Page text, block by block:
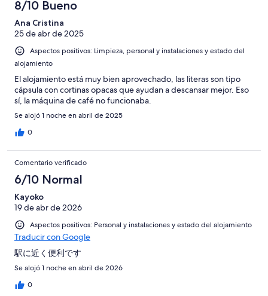
Normal
puntuación
Mediocre
una
puntuación
de
8/10 Bueno
Ana Cristina
25 de abr de 2025
Aspectos positivos: Limpieza, personal y instalaciones y estado del
alojamiento
El alojamiento está muy bien aprovechado, las literas son tipo
cápsula con cortinas opacas que ayudan a descansar mejor. Eso
sí, la máquina de café no funcionaba.
Se alojó 1 noche en abril de 2025
0
Comentario verificado
6/10 Normal
Kayoko
19 de abr de 2026
Aspectos positivos: Personal y instalaciones y estado del alojamiento
Traducir con Google
駅に近く便利です
Se alojó 1 noche en abril de 2026
0